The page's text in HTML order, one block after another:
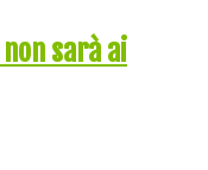
sarà ai